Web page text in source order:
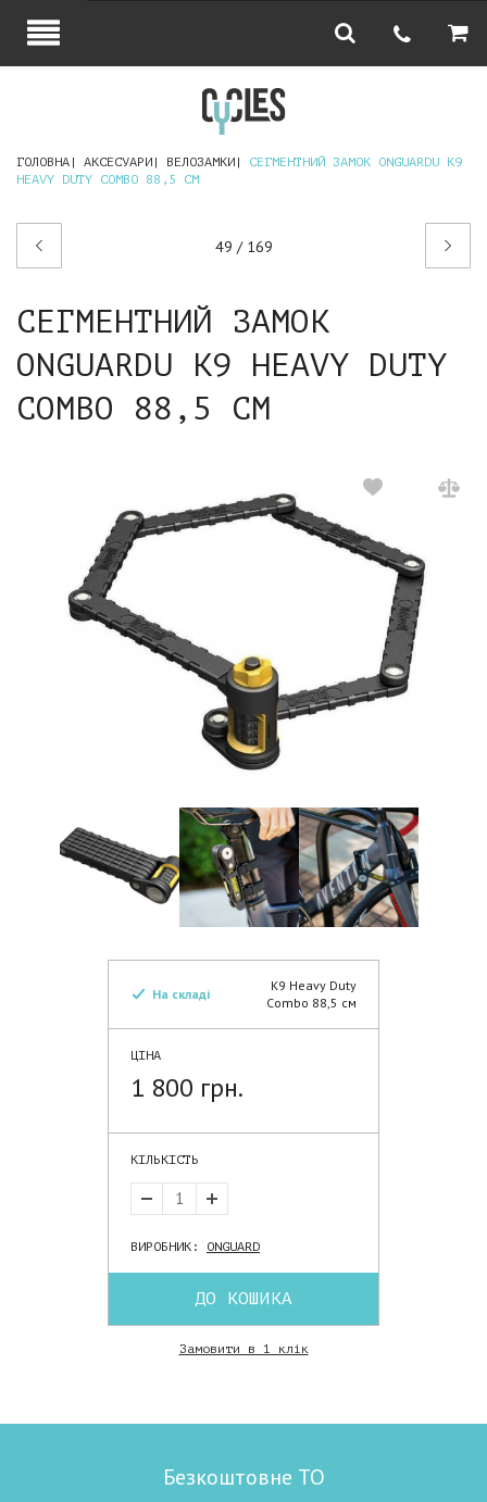
ГОЛОВНА АКСЕСУАРИ ВЕЛОЗАМКИ
СЕГМЕНТНИЙ ЗАМОК ONGUARDU K9
HEAVY DUTY COMBO 88,5 СМ
49 / 169
Наступний
СЕГМЕНТНИЙ ЗАМОК
ONGUARDU K9 HEAVY DUTY
COMBO 88,5 СМ
На складі
K9 Heavy Duty
Combo 88,5 см
ЦІНА
1 800 грн.
КІЛЬКІСТЬ
ВИРОБНИК: ONGUARD
ДО КОШИКА
Замовити в 1 клік
Безкоштовне ТО